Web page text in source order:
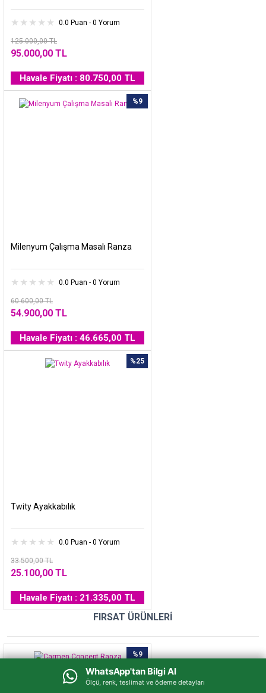
WhatsApp'tan Bilgi Al
Ölçü, renk, teslimat ve ödeme detayları
0.0 Puan - 0 Yorum
125.000,00 TL
95.000,00 TL
Havale Fiyatı : 80.750,00 TL
%9
Milenyum Çalışma Masalı Ranza
0.0 Puan - 0 Yorum
60.600,00 TL
54.900,00 TL
Havale Fiyatı : 46.665,00 TL
%25
Twity Ayakkabılık
0.0 Puan - 0 Yorum
33.500,00 TL
25.100,00 TL
Havale Fiyatı : 21.335,00 TL
FIRSAT ÜRÜNLERİ
%9
WhatsApp'tan Bilgi Al
Ölçü, renk, teslimat ve ödeme detayları